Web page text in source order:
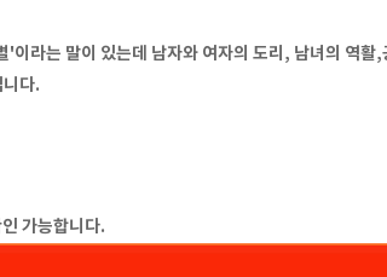
라는 말이 있는데 남자와 여자의 도리, 남녀의 역
다.
가능합니다.